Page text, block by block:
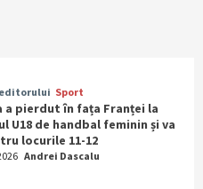
Sport
a pierdut în fața Franței la
U18 de handbal feminin și va
locurile 11-12
Andrei Dascalu